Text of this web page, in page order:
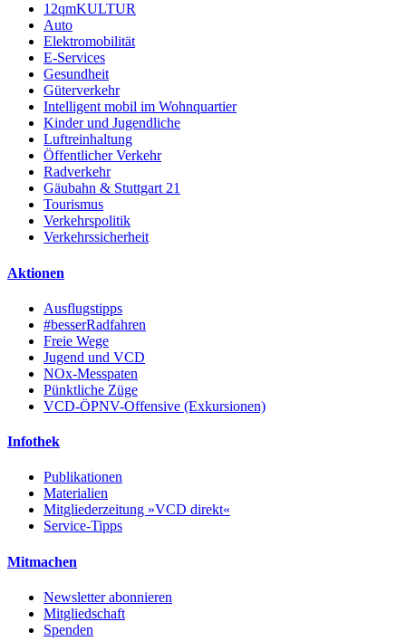
12qmKULTUR
Auto
Elektromobilität
E-Services
Gesundheit
Güterverkehr
Intelligent mobil im Wohnquartier
Kinder und Jugendliche
Luftreinhaltung
Öffentlicher Verkehr
Radverkehr
Gäubahn & Stuttgart 21
Tourismus
Verkehrspolitik
Verkehrssicherheit
Aktionen
Ausflugstipps
#besserRadfahren
Freie Wege
Jugend und VCD
NOx-Messpaten
Pünktliche Züge
VCD-ÖPNV-Offensive (Exkursionen)
Infothek
Publikationen
Materialien
Mitgliederzeitung »VCD direkt«
Service-Tipps
Mitmachen
Newsletter abonnieren
Mitgliedschaft
Spenden